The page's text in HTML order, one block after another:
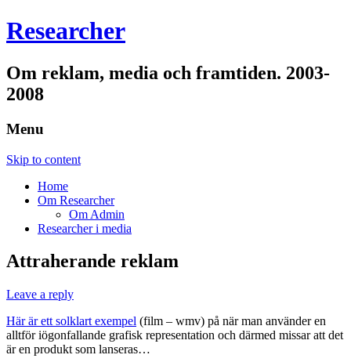
Researcher
Om reklam, media och framtiden. 2003-
2008
Menu
Skip to content
Home
Om Researcher
Om Admin
Researcher i media
Attraherande reklam
Leave a reply
Här är ett solklart exempel (film – wmv) på när man använder en
alltför iögonfallande grafisk representation och därmed missar att det
är en produkt som lanseras…